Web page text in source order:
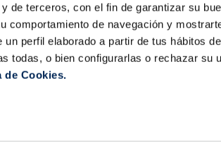
de terceros, con el fin de garantizar su
comportamiento de navegación y
perfil elaborado a partir de tus hábitos
todas, o bien configurarlas o rechazar su
de Cookies.
de privacitat
de compra
cookies
- Bases legals
900 21 06 21
De dilluns a
Algunes botigues